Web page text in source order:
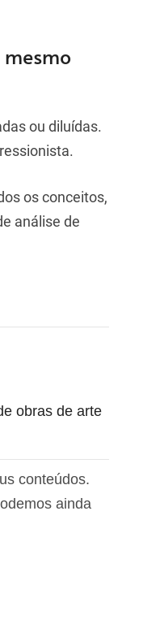
ou diluídas.
os conceitos,
análise de
obras de arte
conteúdos.
ainda